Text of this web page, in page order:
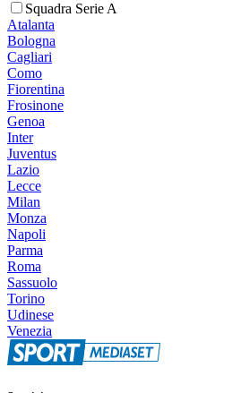
Squadra Serie A
Atalanta
Bologna
Cagliari
Como
Fiorentina
Frosinone
Genoa
Inter
Juventus
Lazio
Lecce
Milan
Monza
Napoli
Parma
Roma
Sassuolo
Torino
Udinese
Venezia